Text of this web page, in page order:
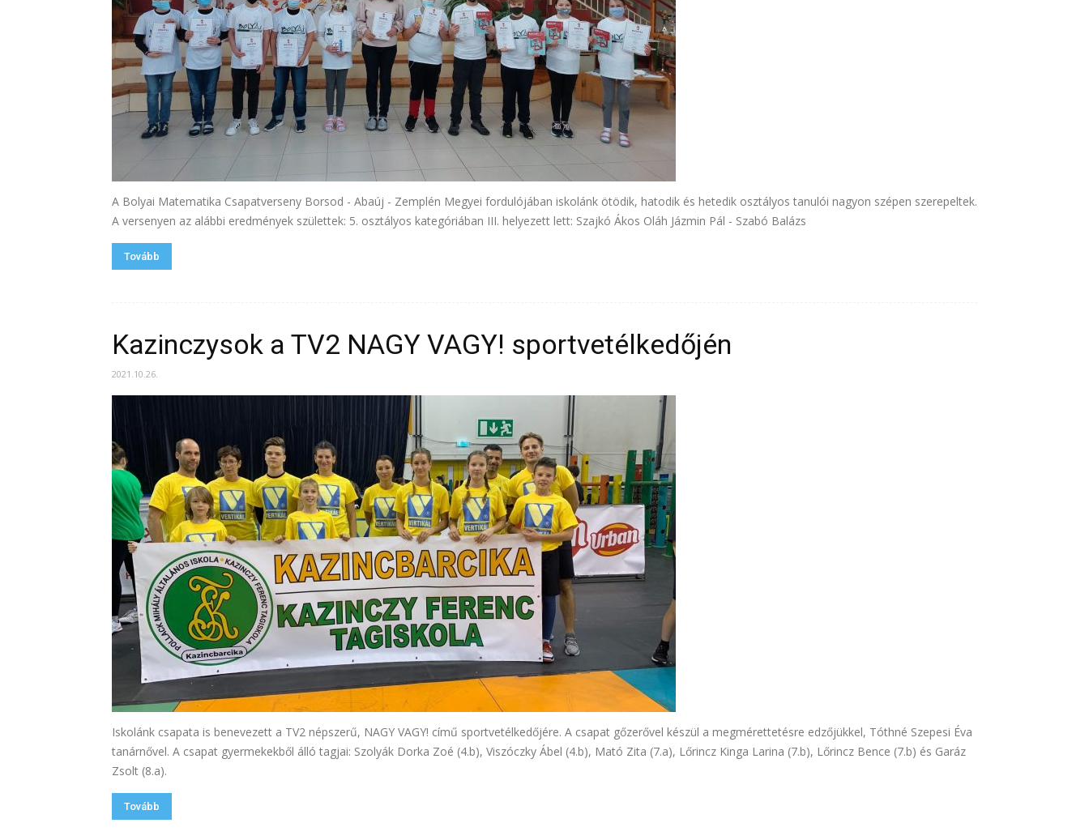
A Bolyai Matematika Csapatverseny Borsod - Abaúj - Zemplén Megyei fordulójában iskolánk ötödik, hatodik és hetedik osztályos tanulói nagyon szépen szerepeltek.
A versenyen az alábbi eredmények születtek: 5. osztályos kategóriában III. helyezett lett: Szajkó Ákos Oláh Jázmin Pál - Szabó Balázs
Tovább
Kazinczysok a TV2 NAGY VAGY! sportvetélkedőjén
2021.10.26.
Iskolánk csapata is benevezett a TV2 népszerű, NAGY VAGY! című sportvetélkedőjére. A csapat gőzerővel készül a megmérettetésre edzőjükkel, Tóthné Szepesi Éva
tanárnővel. A csapat gyermekekből álló tagjai: Szolyák Dorka Zoé (4.b), Viszóczky Ábel (4.b), Mató Zita (7.a), Lőrincz Kinga Larina (7.b), Lőrincz Bence (7.b) és Garáz
Zsolt (8.a).
Tovább